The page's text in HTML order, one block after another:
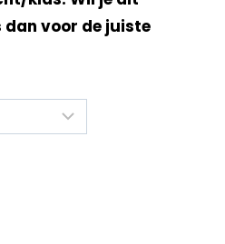
dan voor de juiste